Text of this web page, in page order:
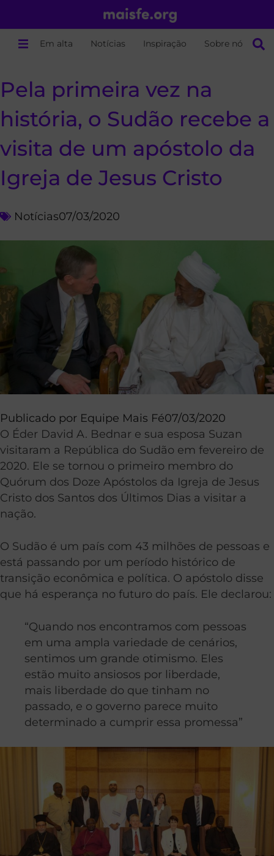
Em alta Notícias Inspiração Sobre nós
Pela primeira vez na
história, o Sudão recebe a
visita de um apóstolo da
Igreja de Jesus Cristo
Notícias07/03/2020
Publicado por Equipe Mais Fé07/03/2020
O Éder David A. Bednar e sua esposa Suzan
visitaram a República do Sudão em fevereiro de
2020. Ele se tornou o primeiro membro do
Quórum dos Doze Apóstolos da Igreja de Jesus
Cristo dos Santos dos Últimos Dias a visitar a
nação.
O Sudão é um país com 43 milhões de pessoas e
está passando por um período histórico de
transição econômica e política. O apóstolo disse
que há esperança no futuro do país. Ele declarou:
“Quando nos encontramos com pessoas
em uma ampla variedade de cenários,
sentimos um grande otimismo. Eles
estão muito ansiosos por liberdade,
mais liberdade do que tinham no
passado, e o governo parece muito
determinado a cumprir essa promessa”